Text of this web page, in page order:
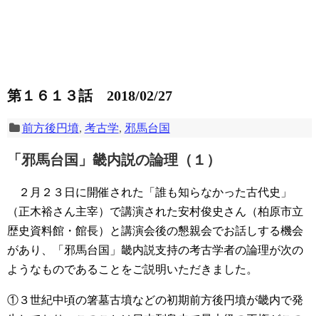
第１６１３話 2018/02/27
前方後円墳, 考古学, 邪馬台国
「邪馬台国」畿内説の論理（１）
２月２３日に開催された「誰も知らなかった古代史」
（正木裕さん主宰）で講演された安村俊史さん（柏原市立
歴史資料館・館長）と講演会後の懇親会でお話しする機会
があり、「邪馬台国」畿内説支持の考古学者の論理が次の
ようなものであることをご説明いただきました。
①３世紀中頃の箸墓古墳などの初期前方後円墳が畿内で発